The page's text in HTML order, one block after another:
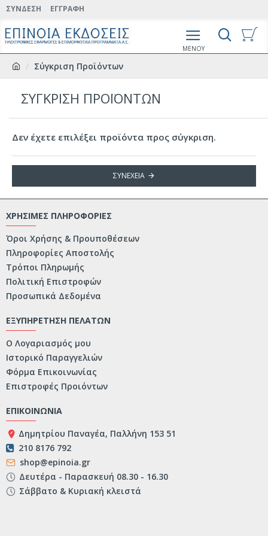
ΣΎΝΔΕΣΗ ΕΓΓΡΑΦΉ
Σύγκριση Προϊόντων
ΣΎΓΚΡΙΣΗ ΠΡΟΪΌΝΤΩΝ
Δεν έχετε επιλέξει προϊόντα προς σύγκριση.
ΣΥΝΈΧΕΙΑ
ΧΡΗΣΙΜΕΣ ΠΛΗΡΟΦΟΡΙΕΣ
Όροι Χρήσης & Προυποθέσεων
Πληροφορίες Αποστολής
Τρόποι Πληρωμής
Πολιτική Επιστροφών
Προσωπικά Δεδομένα
ΕΞΥΠΗΡΕΤΗΣΗ ΠΕΛΑΤΩΝ
Ο Λογαριασμός μου
Ιστορικό Παραγγελιών
Φόρμα Επικοινωνίας
Επιστροφές Προιόντων
ΕΠΙΚΟΙΝΩΝΙΑ
Δημητρίου Παναγέα, Παλλήνη 153 51
210 8176 792
shop@epinoia.gr
Δευτέρα - Παρασκευή 08.30 - 16.30
Σάββατο & Κυριακή κλειστά